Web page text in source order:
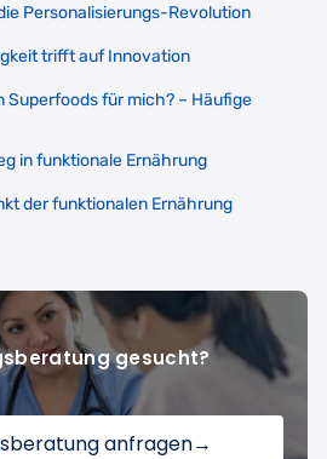
Personalisierungs-Revolution
trifft auf Innovation
Superfoods für mich? – Häufige
in funktionale Ernährung
der funktionalen Ernährung
gesucht?
anfragen→